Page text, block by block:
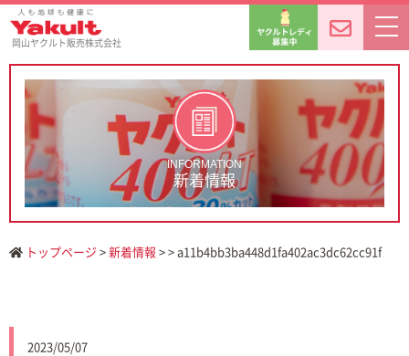
岡山ヤクルト販売株式会社
INFORMATION
新着情報
トップページ >新着情報 > > a11b4bb3ba448d1fa402ac3dc62cc91f
2023/05/07